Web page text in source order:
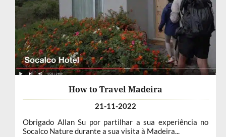
How to Travel Madeira
21-11-2022
Obrigado Allan Su por partilhar a sua experiência no
Socalco Nature durante a sua visita à Madeira...